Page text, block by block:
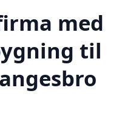
med
til